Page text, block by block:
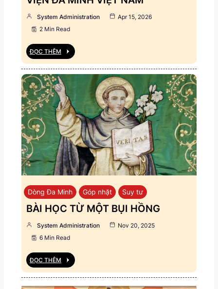
System Administration
Apr 15, 2026
2 Min Read
ĐỌC THÊM
Dòng Đa Minh Góp nhặt Suy tư
BÀI HỌC TỪ MỘT BỤI HỒNG
System Administration
Nov 20, 2025
6 Min Read
ĐỌC THÊM